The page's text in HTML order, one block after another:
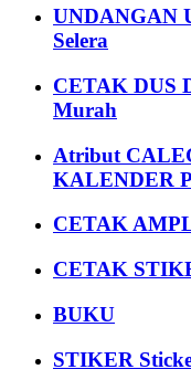
UNDANGAN
Selera
CETAK DUS
Murah
Atribut
KALENDER
CETAK
CETAK
BUKU
STIKER